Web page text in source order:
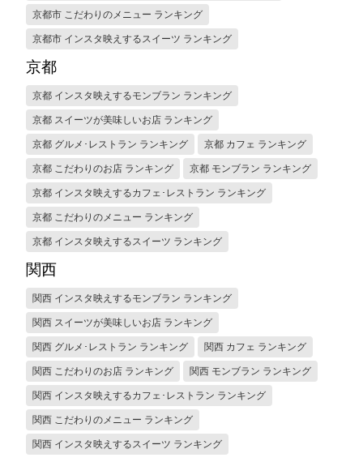
京都市 こだわりのメニュー ランキング
京都市 インスタ映えするスイーツ ランキング
京都
京都 インスタ映えするモンブラン ランキング
京都 スイーツが美味しいお店 ランキング
京都 グルメ･レストラン ランキング 京都 カフェ ランキング
京都 こだわりのお店 ランキング 京都 モンブラン ランキング
京都 インスタ映えするカフェ･レストラン ランキング
京都 こだわりのメニュー ランキング
京都 インスタ映えするスイーツ ランキング
関西
関西 インスタ映えするモンブラン ランキング
関西 スイーツが美味しいお店 ランキング
関西 グルメ･レストラン ランキング 関西 カフェ ランキング
関西 こだわりのお店 ランキング 関西 モンブラン ランキング
関西 インスタ映えするカフェ･レストラン ランキング
関西 こだわりのメニュー ランキング
関西 インスタ映えするスイーツ ランキング